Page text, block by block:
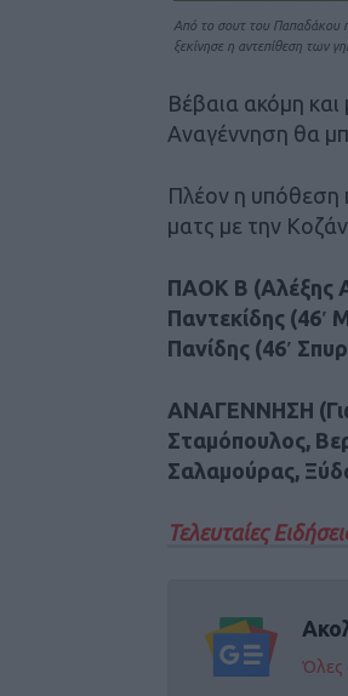
Από το σουτ του Παπαδάκου
ξεκίνησε η αντεπίθεση των
Βέβαια ακόμη και
Αναγέννηση θα
Πλέον η υπόθεση
ματς με την
ΠΑΟΚ Β (Αλέξης
Παντεκίδης (46′
Πανίδης (46′
ΑΝΑΓΕΝΝΗΣΗ
Σταμόπουλος,
Σαλαμούρας,
Τελευταίες
Όλες